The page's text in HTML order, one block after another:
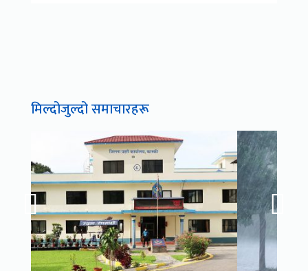
मिल्दोजुल्दो समाचारहरू